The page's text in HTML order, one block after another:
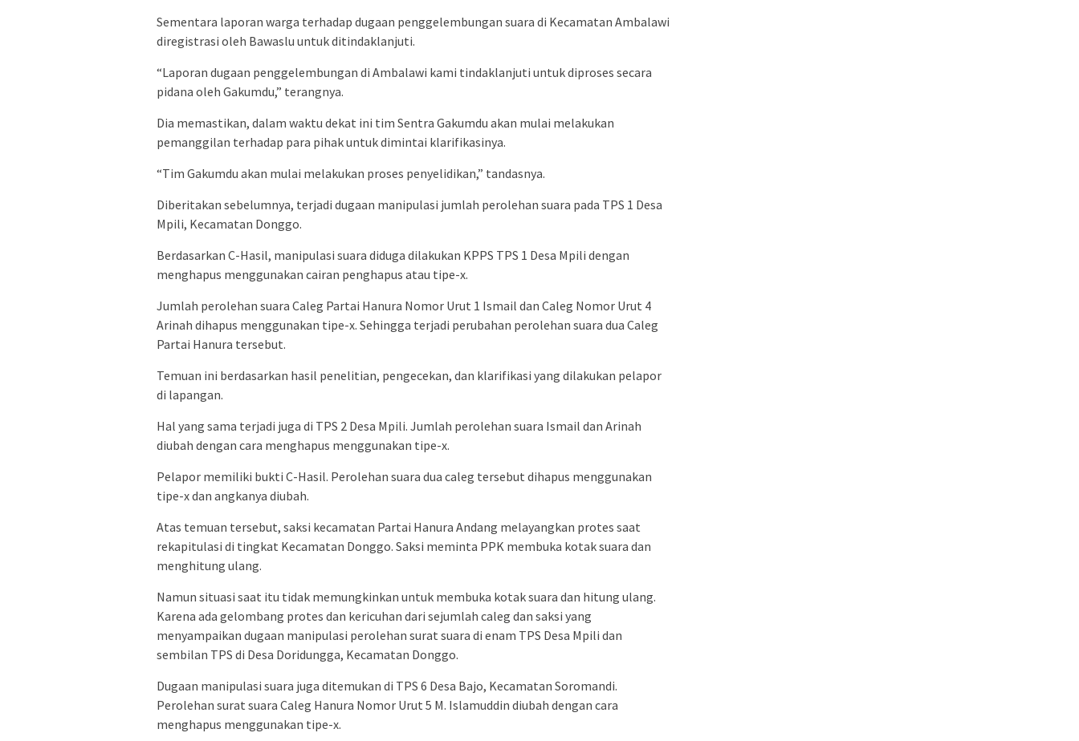
Sementara laporan warga terhadap dugaan penggelembungan suara di Kecamatan Ambalawi
diregistrasi oleh Bawaslu untuk ditindaklanjuti.
“Laporan dugaan penggelembungan di Ambalawi kami tindaklanjuti untuk diproses secara
pidana oleh Gakumdu,” terangnya.
Dia memastikan, dalam waktu dekat ini tim Sentra Gakumdu akan mulai melakukan
pemanggilan terhadap para pihak untuk dimintai klarifikasinya.
“Tim Gakumdu akan mulai melakukan proses penyelidikan,” tandasnya.
Diberitakan sebelumnya, terjadi dugaan manipulasi jumlah perolehan suara pada TPS 1 Desa
Mpili, Kecamatan Donggo.
Berdasarkan C-Hasil, manipulasi suara diduga dilakukan KPPS TPS 1 Desa Mpili dengan
menghapus menggunakan cairan penghapus atau tipe-x.
Jumlah perolehan suara Caleg Partai Hanura Nomor Urut 1 Ismail dan Caleg Nomor Urut 4
Arinah dihapus menggunakan tipe-x. Sehingga terjadi perubahan perolehan suara dua Caleg
Partai Hanura tersebut.
Temuan ini berdasarkan hasil penelitian, pengecekan, dan klarifikasi yang dilakukan pelapor
di lapangan.
Hal yang sama terjadi juga di TPS 2 Desa Mpili. Jumlah perolehan suara Ismail dan Arinah
diubah dengan cara menghapus menggunakan tipe-x.
Pelapor memiliki bukti C-Hasil. Perolehan suara dua caleg tersebut dihapus menggunakan
tipe-x dan angkanya diubah.
Atas temuan tersebut, saksi kecamatan Partai Hanura Andang melayangkan protes saat
rekapitulasi di tingkat Kecamatan Donggo. Saksi meminta PPK membuka kotak suara dan
menghitung ulang.
Namun situasi saat itu tidak memungkinkan untuk membuka kotak suara dan hitung ulang.
Karena ada gelombang protes dan kericuhan dari sejumlah caleg dan saksi yang
menyampaikan dugaan manipulasi perolehan surat suara di enam TPS Desa Mpili dan
sembilan TPS di Desa Doridungga, Kecamatan Donggo.
Dugaan manipulasi suara juga ditemukan di TPS 6 Desa Bajo, Kecamatan Soromandi.
Perolehan surat suara Caleg Hanura Nomor Urut 5 M. Islamuddin diubah dengan cara
menghapus menggunakan tipe-x.